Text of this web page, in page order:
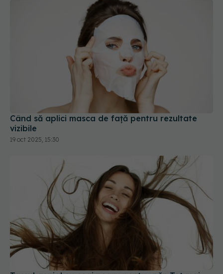
Când să aplici masca de față pentru rezultate
vizibile
19 oct 2025, 15:30